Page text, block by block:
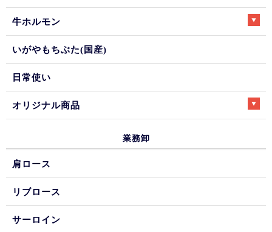
牛ホルモン
いがやもちぶた(国産)
日常使い
オリジナル商品
業務卸
肩ロース
リブロース
サーロイン